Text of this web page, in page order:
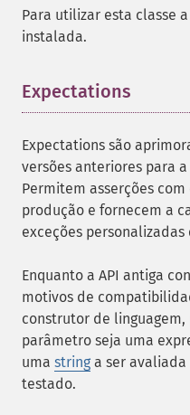
Para utilizar esta classe
instalada.
Expectations
Expectations são
versões anteriores para
Permitem asserções
produção e fornecem a
exceções
Enquanto a API antiga
motivos de
construtor de
parâmetro seja uma
uma string a ser
testado.